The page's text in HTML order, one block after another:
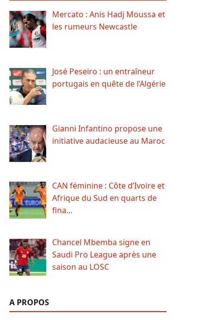
Mercato : Anis Hadj Moussa et
les rumeurs Newcastle
José Peseiro : un entraîneur
portugais en quête de l’Algérie
Gianni Infantino propose une
initiative audacieuse au Maroc
CAN féminine : Côte d’Ivoire et
Afrique du Sud en quarts de
fina…
Chancel Mbemba signe en
Saudi Pro League après une
saison au LOSC
A PROPOS